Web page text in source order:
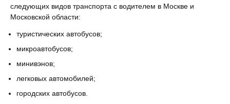
следующих видов транспорта с водителем в Москве и
Московской области:
туристических автобусов;
микроавтобусов;
минивэнов;
легковых автомобилей;
городских автобусов.